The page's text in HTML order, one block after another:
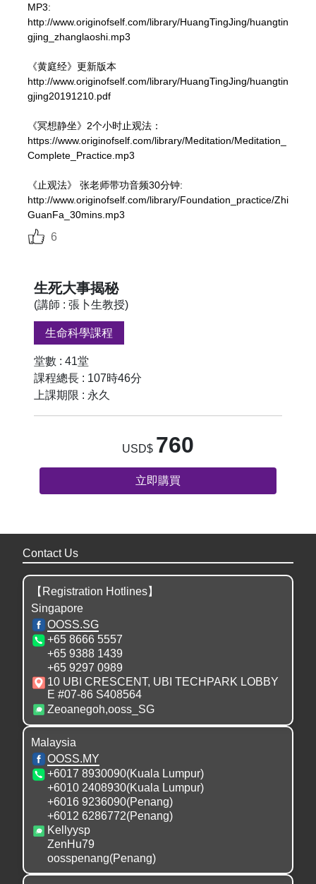
第十四讲
03:03:56
生死大事揭秘
第十五讲
02:41:17
生死大事揭秘
第十六讲 （免费公开）
生死大事揭秘
02:51:02
生死大事揭秘
第十八讲
02:50:29
第十九讲
02:52:17
生死大事揭秘
生死大事揭秘
生死大事揭秘
第二十二讲
02:56:45
生死大事揭秘
第二十三讲
03:010:33
生死大事揭秘
第二十四讲
02:49:26
生死大事揭秘
第二十五讲
02:45:18
生死大事揭秘
第二十六
MP3:
http://www.originofself.com/library/HuangTingJing/huangtin
gjing_zhanglaoshi.mp3
《黄庭经》更新版本
http://www.originofself.com/library/HuangTingJing/huangtin
gjing20191210.pdf
《冥想静坐》2个小时止观法：
https://www.originofself.com/library/Meditation/Meditation_
Complete_Practice.mp3
《止观法》 张老师带功音频30分钟:
http://www.originofself.com/library/Foundation_practice/Zhi
GuanFa_30mins.mp3
6
生死大事揭秘
(講師 : 張卜生教授)
生命科學課程
堂數 : 41堂
課程總長 : 107時46分
上課期限 : 永久
USD$ 760
立即購買
Contact Us
【Registration Hotlines】
Singapore
OOSS.SG
+65 8666 5557
+65 9388 1439
+65 9297 0989
10 UBI CRESCENT, UBI TECHPARK LOBBY
E #07-86 S408564
Zeoanegoh,ooss_SG
Malaysia
OOSS.MY
+6017 8930090(Kuala Lumpur)
+6010 2408930(Kuala Lumpur)
+6016 9236090(Penang)
+6012 6286772(Penang)
Kellyysp
ZenHu79
oosspenang(Penang)